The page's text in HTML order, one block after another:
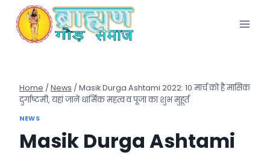
content
Home / News / Masik Durga Ashtami 2022: 10 मार्च को है मासिक
दुर्गाष्टमी, यहां जानें धार्मिक महत्व व पूजा का शुभ मुहूर्त
NEWS
Masik Durga Ashtami